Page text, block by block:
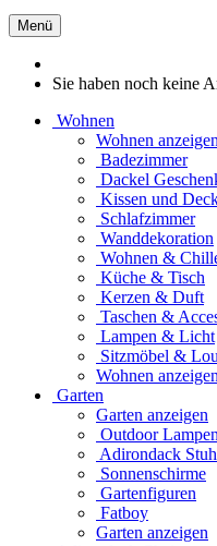
Menü
Sie haben noch keine
Wohnen
Wohnen anzeigen
Badezimmer
Dackel
Kissen und
Schlafzimmer
Wanddekoration
Wohnen &
Küche & Tisch
Kerzen & Duft
Taschen &
Lampen & Licht
Sitzmöbel &
Wohnen anzeigen
Garten
Garten anzeigen
Outdoor
Adirondack
Sonnenschirme
Gartenfiguren
Fatboy
Garten anzeigen